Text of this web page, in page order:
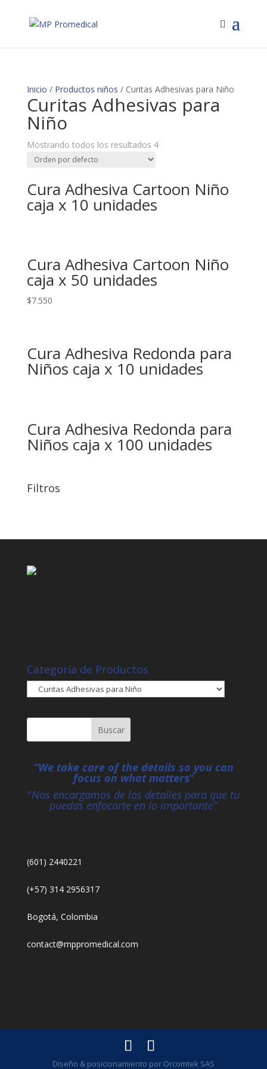
Inicio / Productos niños / Curitas Adhesivas para Niño
Curitas Adhesivas para
Niño
Mostrando todos los resultados 4
Cura Adhesiva Cartoon Niño
caja x 10 unidades
Cura Adhesiva Cartoon Niño
caja x 50 unidades
$7.550
Cura Adhesiva Redonda para
Niños caja x 10 unidades
Cura Adhesiva Redonda para
Niños caja x 100 unidades
Filtros
Categoría de Productos
“We take care of the details so you can
focus on what matters"
"Nos encargamos de los detalles para que tu
puedas enfocarte en lo importante”
(601) 2440221
(+57) 314 2956317
Bogotá, Colombia
contact@mppromedical.com
Diseño & posicionamiento por Orcomtek SAS